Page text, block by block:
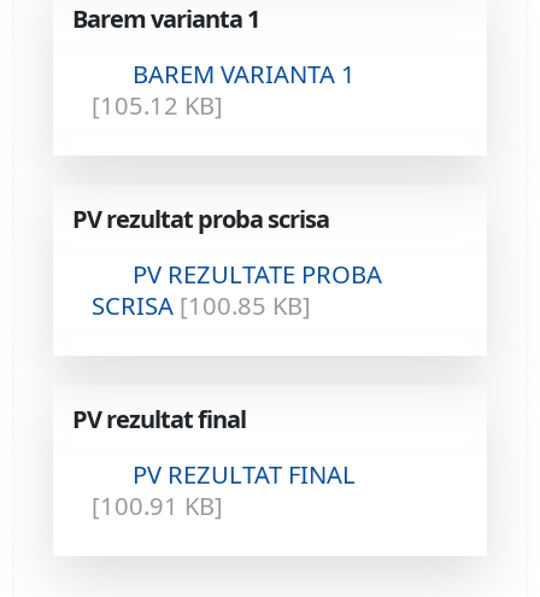
Barem varianta 1
BAREM VARIANTA 1
[105.12 KB]
PV rezultat proba scrisa
PV REZULTATE PROBA
SCRISA [100.85 KB]
PV rezultat final
PV REZULTAT FINAL
[100.91 KB]